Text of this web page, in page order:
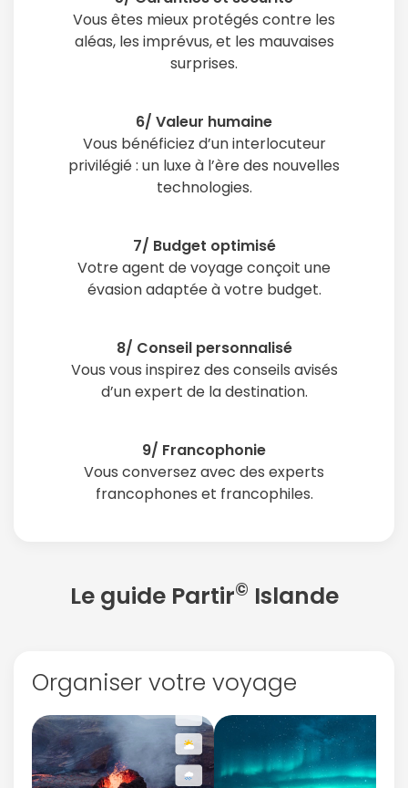
Vous êtes mieux protégés contre les
aléas, les imprévus, et les mauvaises
surprises.
6/ Valeur humaine
Vous bénéficiez d’un interlocuteur
privilégié : un luxe à l’ère des nouvelles
technologies.
7/ Budget optimisé
Votre agent de voyage conçoit une
évasion adaptée à votre budget.
8/ Conseil personnalisé
Vous vous inspirez des conseils avisés
d’un expert de la destination.
9/ Francophonie
Vous conversez avec des experts
francophones et francophiles.
Le guide Partir© Islande
Organiser votre voyage